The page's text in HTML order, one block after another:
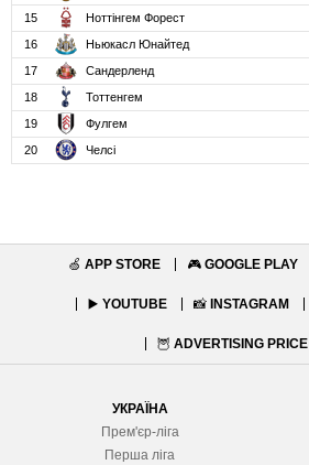
15
Ноттінгем Форест
16
Ньюкасл Юнайтед
17
Сандерленд
18
Тоттенгем
19
Фулгем
20
Челсі
🍏 APP STORE 🎮 GOOGLE PLAY
▶️ YOUTUBE 📸 INSTAGRAM
🦉 ADVERTISING PRICE
УКРАЇНА
Прем'єр-ліга
Перша ліга